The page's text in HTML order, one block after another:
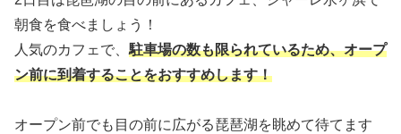
朝食を食べましょう！
人気のカフェで、駐車場の数も限られているため、オープ
ン前に到着することをおすすめします！
オープン前でも目の前に広がる琵琶湖を眺めて待てます